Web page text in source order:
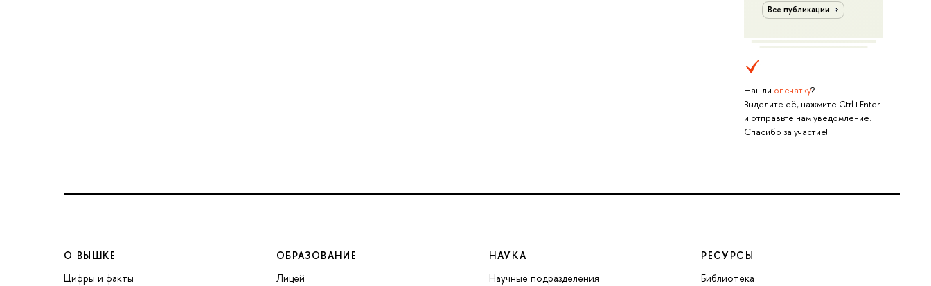
Все публикации
Нашли опечатку?
Выделите её, нажмите Ctrl+Enter
и отправьте нам уведомление.
Спасибо за участие!
О ВЫШКЕ
Цифры и факты
ОБРАЗОВАНИЕ
Лицей
НАУКА
Научные подразделения
РЕСУРСЫ
Библиотека